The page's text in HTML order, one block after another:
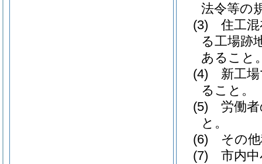
法令等の
(3)
住工
る工場跡
あること
(4)
新工
ること。
(5)
労働
と。
(6)
その
(7)
市内